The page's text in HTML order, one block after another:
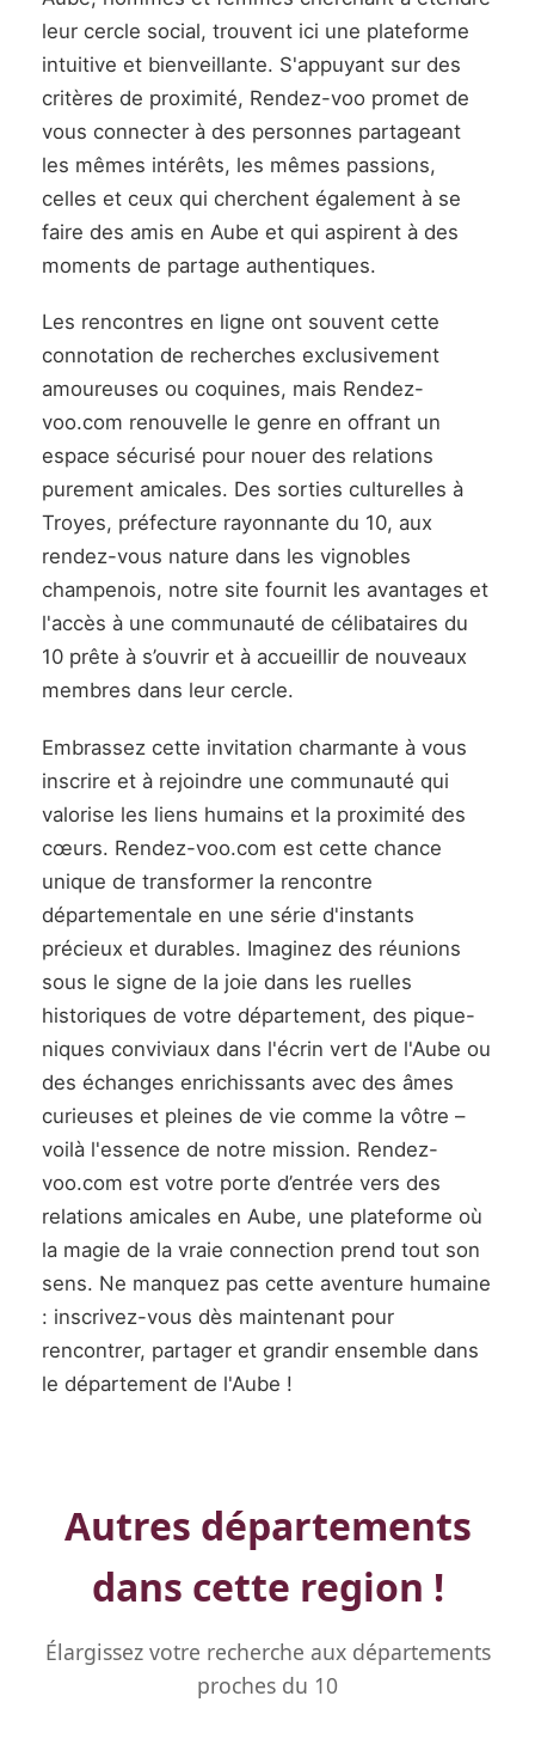
leur cercle social, trouvent ici une plateforme
intuitive et bienveillante. S'appuyant sur des
critères de proximité, Rendez-voo promet de
vous connecter à des personnes partageant
les mêmes intérêts, les mêmes passions,
celles et ceux qui cherchent également à se
faire des amis en Aube et qui aspirent à des
moments de partage authentiques.
Les rencontres en ligne ont souvent cette
connotation de recherches exclusivement
amoureuses ou coquines, mais Rendez-
voo.com renouvelle le genre en offrant un
espace sécurisé pour nouer des relations
purement amicales. Des sorties culturelles à
Troyes, préfecture rayonnante du 10, aux
rendez-vous nature dans les vignobles
champenois, notre site fournit les avantages et
l'accès à une communauté de célibataires du
10 prête à s’ouvrir et à accueillir de nouveaux
membres dans leur cercle.
Embrassez cette invitation charmante à vous
inscrire et à rejoindre une communauté qui
valorise les liens humains et la proximité des
cœurs. Rendez-voo.com est cette chance
unique de transformer la rencontre
départementale en une série d'instants
précieux et durables. Imaginez des réunions
sous le signe de la joie dans les ruelles
historiques de votre département, des pique-
niques conviviaux dans l'écrin vert de l'Aube ou
des échanges enrichissants avec des âmes
curieuses et pleines de vie comme la vôtre –
voilà l'essence de notre mission. Rendez-
voo.com est votre porte d’entrée vers des
relations amicales en Aube, une plateforme où
la magie de la vraie connection prend tout son
sens. Ne manquez pas cette aventure humaine
: inscrivez-vous dès maintenant pour
rencontrer, partager et grandir ensemble dans
le département de l'Aube !
Autres départements
dans cette region !
Élargissez votre recherche aux départements
proches du 10